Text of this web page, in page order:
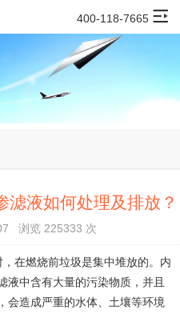
400-118-7665
滤液如何处理及排放？
浏览 225333 次
在燃烧前垃圾是集中堆放的。内
液中含有大量的污染物质，并且
会造成严重的水体、土壤等环境